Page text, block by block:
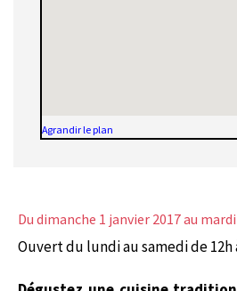
Agrandir le plan
Du dimanche 1 janvier 2017au
Ouvert du lundi au samedi de 12h